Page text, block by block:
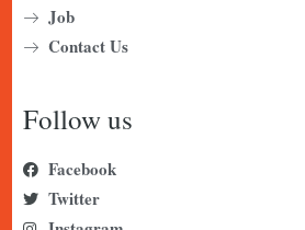
Job
Contact Us
Follow us
Facebook
Twitter